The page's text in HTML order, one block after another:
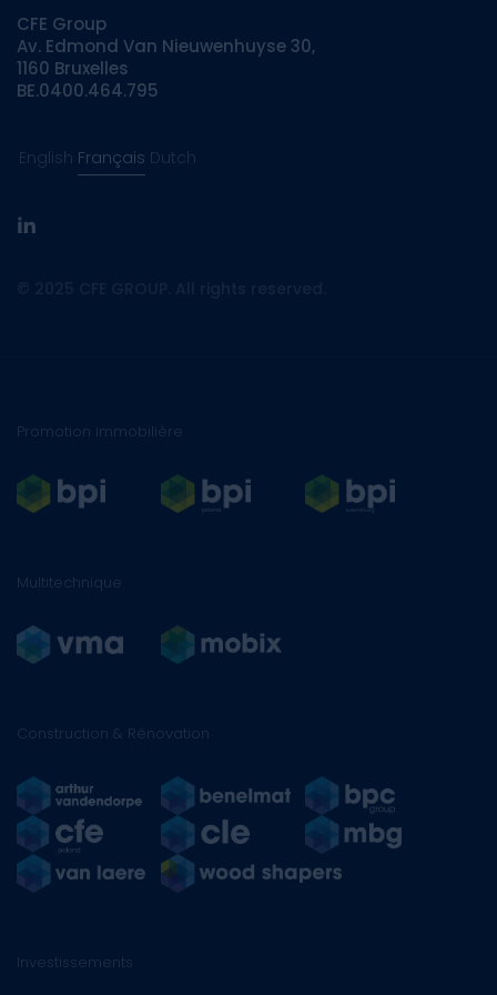
CFE Group
Av. Edmond Van Nieuwenhuyse 30,
1160 Bruxelles
BE.0400.464.795
English Français Dutch
linkedin
Promotion immobilière
Multitechnique
Construction & Rénovation
Investissements